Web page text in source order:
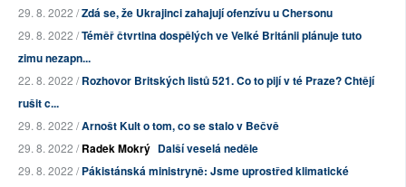
29. 8. 2022 /Zdá se, že Ukrajinci zahajují ofenzívu u Chersonu
29. 8. 2022 /Téměř čtvrtina dospělých ve Velké Británii plánuje tuto
zimu nezapn...
22. 8. 2022 /Rozhovor Britských listů 521. Co to pijí v té Praze? Chtějí
rušit c...
29. 8. 2022 /Arnošt Kult o tom, co se stalo v Bečvě
29. 8. 2022 /Radek Mokrý Další veselá neděle
29. 8. 2022 /Pákistánská ministryně: Jsme uprostřed klimatické